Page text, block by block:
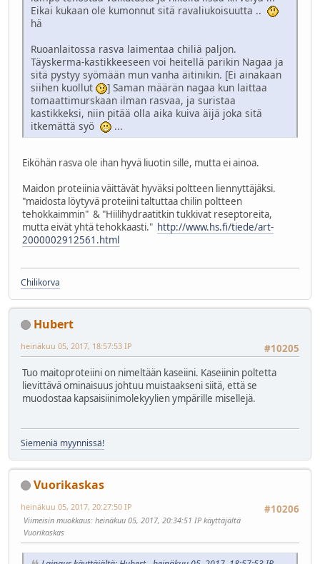
Eikai kukaan ole kumonnut sitä ravaliukoisuutta ..
hä
Ruoanlaitossa rasva laimentaa chiliä paljon.
Täyskerma-kastikkeeseen voi heitellä parikin Nagaa ja
sitä pystyy syömään mun vanha äitinikin. [Ei ainakaan
siihen kuollut
] Saman määrän nagaa kun laittaa
tomaattimurskaan ilman rasvaa, ja suristaa
kastikkeksi, niin pitää olla aika kuiva äijä joka sitä
itkemättä syö
...
Eiköhän rasva ole ihan hyvä liuotin sille, mutta ei ainoa.
Maidon proteiinia väittävät hyväksi poltteen liennyttäjäksi.
"maidosta löytyvä proteiini taltuttaa chilin poltteen
tehokkaimmin" & "Hiilihydraatitkin tukkivat reseptoreita,
mutta eivät yhtä tehokkaasti." http://www.hs.fi/tiede/art-
2000002912561.html
Chilikorva
Hubert
#10205
heinäkuu 05, 2017, 18:57:53 IP
Tuo maitoproteiini on nimeltään kaseiini. Kaseiinin poltetta
lievittävä ominaisuus johtuu muistaakseni siitä, että se
muodostaa kapsaisiinimolekyylien ympärille misellejä.
Siemeniä myynnissä!
Vuorikaskas
#10206
heinäkuu 05, 2017, 20:27:50 IP
Viimeisin muokkaus: heinäkuu 05, 2017, 20:34:51 IP käyttäjältä
Vuorikaskas